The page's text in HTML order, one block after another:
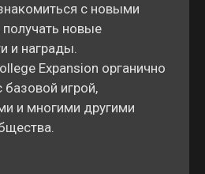
с новыми
новые
и награды.
Expansion органично
базовой игрой,
и многими другими